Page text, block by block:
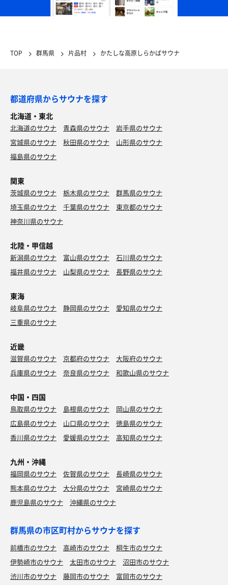
TOP 群馬県 片品村 かたしな高原しらかばサウナ
都道府県からサウナを探す
北海道・東北
北海道のサウナ 青森県のサウナ
岩手県のサウナ
宮城県のサウナ
秋田県のサウナ
山形県のサウナ
福島県のサウナ
関東
茨城県のサウナ 栃木県のサウナ
群馬県のサウナ
埼玉県のサウナ
千葉県のサウナ
東京都のサウナ
神奈川県のサウナ
北陸・甲信越
新潟県のサウナ 富山県のサウナ
石川県のサウナ
福井県のサウナ
山梨県のサウナ 長野県のサウナ
東海
岐阜県のサウナ 静岡県のサウナ
愛知県のサウナ
三重県のサウナ
近畿
滋賀県のサウナ 京都府のサウナ
大阪府のサウナ
兵庫県のサウナ
奈良県のサウナ 和歌山県のサウナ
中国・四国
鳥取県のサウナ 島根県のサウナ
岡山県のサウナ
広島県のサウナ
山口県のサウナ
徳島県のサウナ
香川県のサウナ
愛媛県のサウナ 高知県のサウナ
九州・沖縄
福岡県のサウナ 佐賀県のサウナ
長崎県のサウナ
熊本県のサウナ
大分県のサウナ
宮崎県のサウナ
鹿児島県のサウナ
沖縄県のサウナ
群馬県の市区町村からサウナを探す
前橋市のサウナ 高崎市のサウナ
桐生市のサウナ
伊勢崎市のサウナ
太田市のサウナ
沼田市のサウナ
渋川市のサウナ
藤岡市のサウナ
富岡市のサウナ